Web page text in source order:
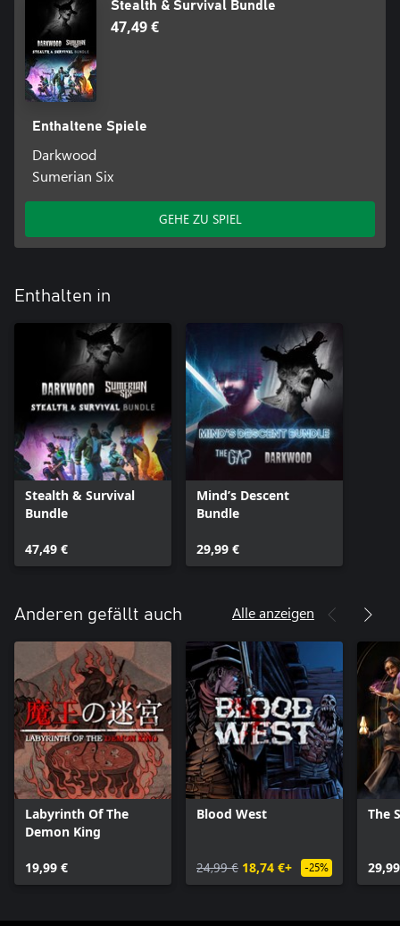
Stealth & Survival Bundle
47,49 €
Enthaltene Spiele
Darkwood
Sumerian Six
GEHE ZU SPIEL
Enthalten in
Stealth & Survival
Bundle
47,49 €
Mind’s Descent
Bundle
29,99 €
Anderen gefällt auch Alle anzeigen
Labyrinth Of The
Demon King
19,99 €
Blood West
24,99 € 18,74 €+ -25%
The